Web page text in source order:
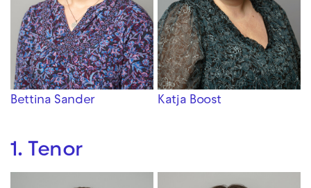
Bettina Sander Katja Boost
1. Tenor